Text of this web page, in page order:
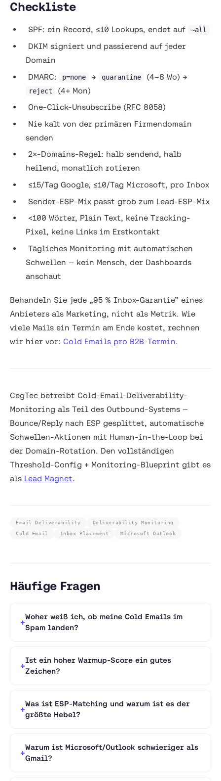
Checkliste
SPF: ein Record, ≤10 Lookups, endet auf ~all
DKIM signiert und passierend auf jeder
Domain
DMARC:
p=none → quarantine (4–8 Wo) →
reject
(4+ Mon)
One-Click-Unsubscribe (RFC 8058)
Nie kalt von der primären Firmendomain
senden
2×-Domains-Regel: halb sendend, halb
heilend, monatlich rotieren
≤15/Tag Google, ≤10/Tag Microsoft, pro Inbox
Sender-ESP-Mix passt grob zum Lead-ESP-Mix
<100 Wörter, Plain Text, keine Tracking-
Pixel, keine Links im Erstkontakt
Tägliches Monitoring mit automatischen
Schwellen — kein Mensch, der Dashboards
anschaut
Behandeln Sie jede „95 % Inbox-Garantie” eines
Anbieters als Marketing, nicht als Metrik. Wie
viele Mails ein Termin am Ende kostet, rechnen
wir hier vor: Cold Emails pro B2B-Termin.
CegTec betreibt Cold-Email-Deliverability-
Monitoring als Teil des Outbound-Systems —
Bounce/Reply nach ESP gesplittet, automatische
Schwellen-Aktionen mit Human-in-the-Loop bei
der Domain-Rotation. Den vollständigen
Threshold-Config + Monitoring-Blueprint gibt es
als Lead Magnet.
Email Deliverability
Deliverability Monitoring
Cold Email
Inbox Placement Microsoft Outlook
Häufige Fragen
Woher weiß ich, ob meine Cold Emails im
Spam landen?
Ist ein hoher Warmup-Score ein gutes
Zeichen?
Was ist ESP-Matching und warum ist es der
größte Hebel?
Warum ist Microsoft/Outlook schwieriger als
Gmail?